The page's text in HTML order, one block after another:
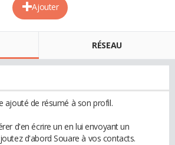
Ajouter
RÉSEAU
ajouté de résumé à son profil.
d'en écrire un en lui envoyant un
d'abord Souare à vos contacts.